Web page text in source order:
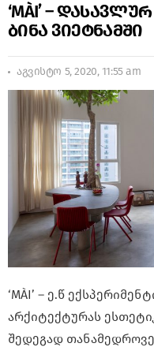
‘MÀI’ –
ბინა ვიეტნამში
აგვისტო 5, 2020, 11:55 am
‘MÀI’ – ე.წ
არქიტექტურას
შედეგად თანამედროვე